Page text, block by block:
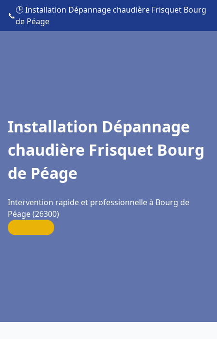
📞
🕒 Installation Dépannage chaudière Frisquet Bourg
de Péage
Installation Dépannage
chaudière Frisquet Bourg
de Péage
Intervention rapide et professionnelle à Bourg de
Péage (26300)